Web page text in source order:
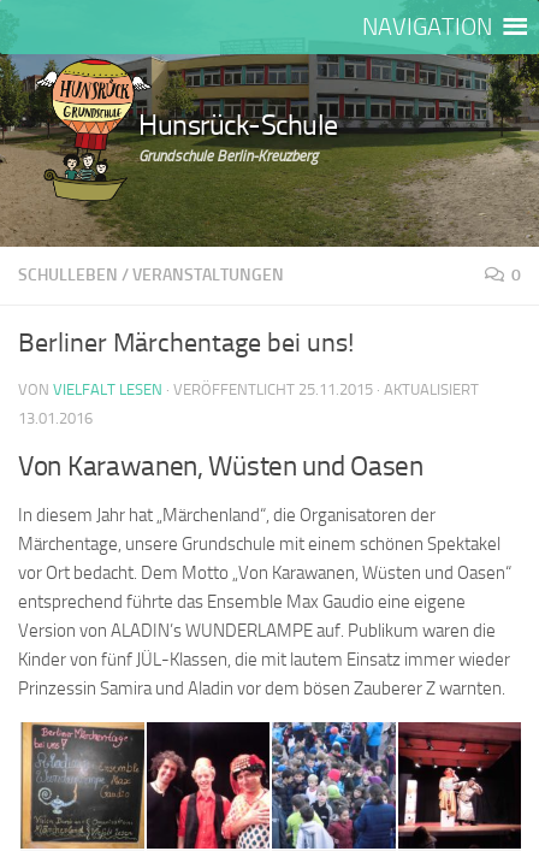
NAVIGATION
Hunsrück-Schule
Grundschule Berlin-Kreuzberg
SCHULLEBEN /VERANSTALTUNGEN 0
Berliner Märchentage bei uns!
VON VIELFALT LESEN · VERÖFFENTLICHT 25.11.2015 · AKTUALISIERT
13.01.2016
Von Karawanen, Wüsten und Oasen
In diesem Jahr hat „Märchenland“, die Organisatoren der
Märchentage, unsere Grundschule mit einem schönen Spektakel
vor Ort bedacht. Dem Motto „Von Karawanen, Wüsten und Oasen“
entsprechend führte das Ensemble Max Gaudio eine eigene
Version von ALADIN’s WUNDERLAMPE auf. Publikum waren die
Kinder von fünf JÜL-Klassen, die mit lautem Einsatz immer wieder
Prinzessin Samira und Aladin vor dem bösen Zauberer Z warnten.